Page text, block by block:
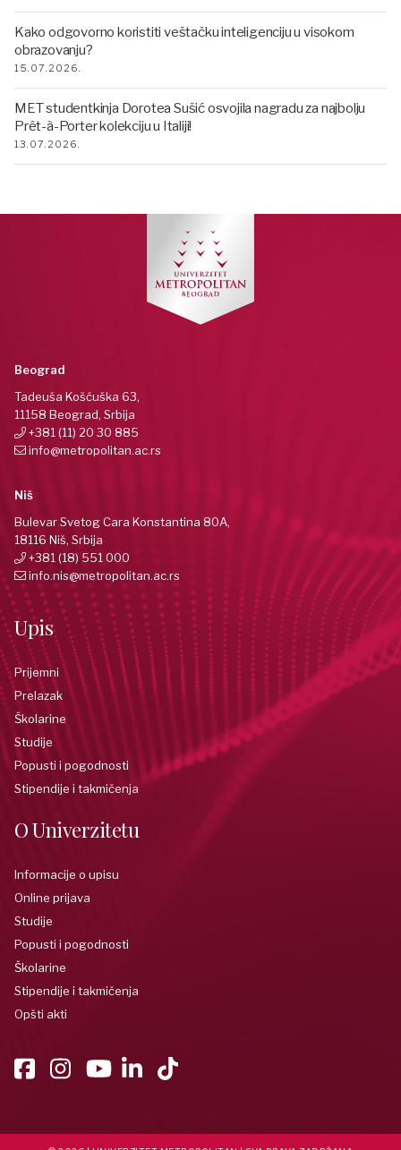
Kako odgovorno koristiti veštačku inteligenciju u visokom
obrazovanju?
15.07.2026.
MET studentkinja Dorotea Sušić osvojila nagradu za najbolju
Prêt-à-Porter kolekciju u Italiji!
13.07.2026.
Beograd
Tadeuša Košćuška 63,
11158 Beograd, Srbija
+381 (11) 20 30 885
info@metropolitan.ac.rs
Niš
Bulevar Svetog Cara Konstantina 80A,
18116 Niš, Srbija
+381 (18) 551 000
info.nis@metropolitan.ac.rs
Upis
Prijemni
Prelazak
Školarine
Studije
Popusti i pogodnosti
Stipendije i takmičenja
O Univerzitetu
Informacije o upisu
Online prijava
Studije
Popusti i pogodnosti
Školarine
Stipendije i takmičenja
Opšti akti